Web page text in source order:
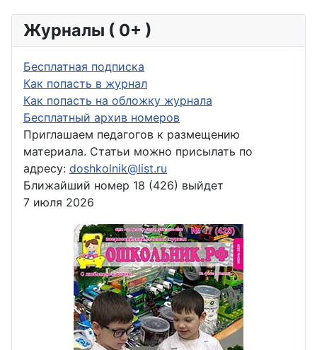
Журналы ( 0+ )
Бесплатная подписка
Как попасть в журнал
Как попасть на обложку журнала
Бесплатный архив номеров
Приглашаем педагогов к размещению
материала. Статьи можно присылать по
адресу: doshkolnik@list.ru
Ближайший номер 18 (426) выйдет
7 июля 2026